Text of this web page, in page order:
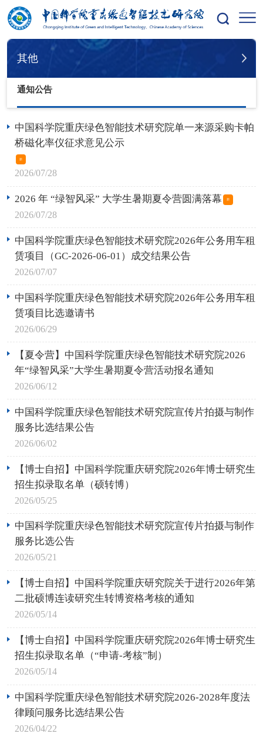
您的位置：首页 其他 通知公告
其他
通知公告
中国科学院重庆绿色智能技术研究院单一来源采购卡帕
桥磁化率仪征求意见公示
新
2026/07/28
2026 年 “绿智风采” 大学生暑期夏令营圆满落幕 新
2026/07/28
中国科学院重庆绿色智能技术研究院2026年公务用车租
赁项目（GC-2026-06-01）成交结果公告
2026/07/07
中国科学院重庆绿色智能技术研究院2026年公务用车租
赁项目比选邀请书
2026/06/29
【夏令营】中国科学院重庆绿色智能技术研究院2026
年“绿智风采”大学生暑期夏令营活动报名通知
2026/06/12
中国科学院重庆绿色智能技术研究院宣传片拍摄与制作
服务比选结果公告
2026/06/02
【博士自招】中国科学院重庆研究院2026年博士研究生
招生拟录取名单（硕转博）
2026/05/25
中国科学院重庆绿色智能技术研究院宣传片拍摄与制作
服务比选公告
2026/05/21
【博士自招】中国科学院重庆研究院关于进行2026年第
二批硕博连读研究生转博资格考核的通知
2026/05/14
【博士自招】中国科学院重庆研究院2026年博士研究生
招生拟录取名单（“申请-考核”制）
2026/05/14
中国科学院重庆绿色智能技术研究院2026-2028年度法
律顾问服务比选结果公告
2026/04/22